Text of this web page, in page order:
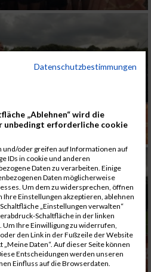
Datenschutzbestimmungen
„Ablehnen“ wird die
unbedingt erforderliche cookie
oder greifen auf Informationen auf
IDs in cookie und anderen
Daten zu verarbeiten. Einige
Daten möglicherweise
Um dem zu widersprechen, öffnen
Ihre Einstellungen akzeptieren, ablehnen
„Einstellungen verwalten“
Schaltfläche in der linken
Ihre Einwilligung zu widerrufen,
den Link in der Fußzeile der Website
Daten“. Auf dieser Seite können
Entscheidungen werden unseren
Einfluss auf die Browserdaten.